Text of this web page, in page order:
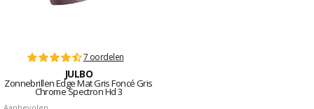
7 oordelen
JULBO
Zonnebrillen Edge Mat Gris Foncé Gris
Chrome Spectron Hd 3